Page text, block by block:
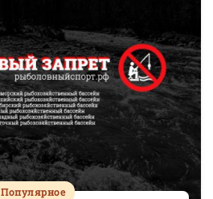
Популярное